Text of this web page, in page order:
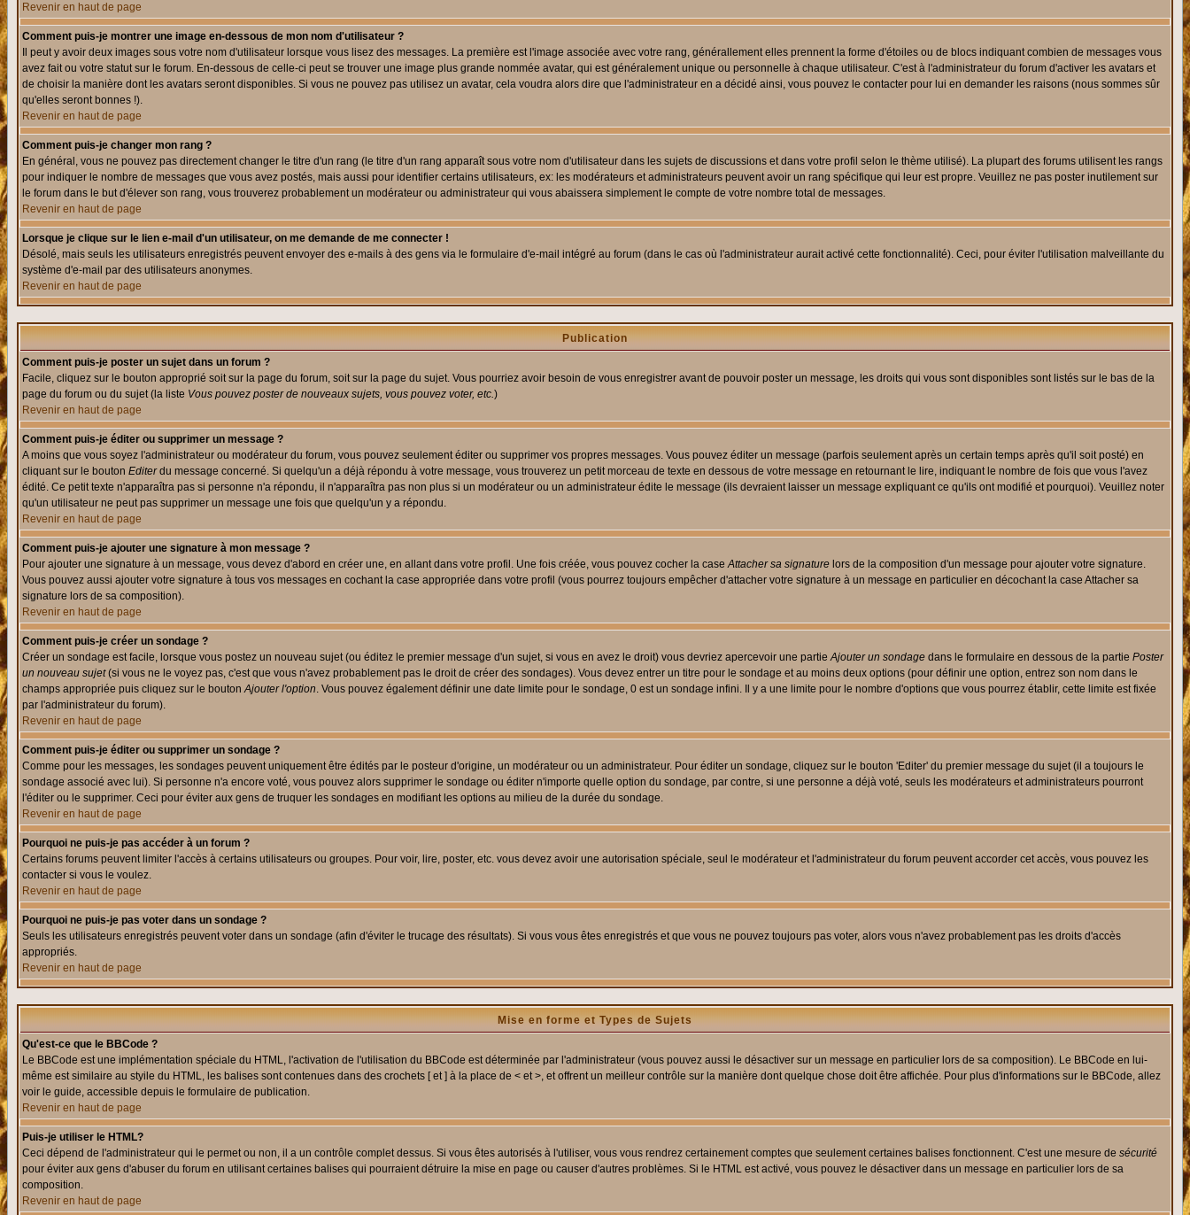
Revenir en haut de page
Comment puis-je montrer une image en-dessous de mon nom d'utilisateur ?
Il peut y avoir deux images sous votre nom d'utilisateur lorsque vous lisez des messages. La première est l'image associée avec votre rang, générallement elles prennent la forme d'étoiles ou de blocs indiquant combien de messages vous
avez fait ou votre statut sur le forum. En-dessous de celle-ci peut se trouver une image plus grande nommée avatar, qui est généralement unique ou personnelle à chaque utilisateur. C'est à l'administrateur du forum d'activer les avatars et
de choisir la manière dont les avatars seront disponibles. Si vous ne pouvez pas utilisez un avatar, cela voudra alors dire que l'administrateur en a décidé ainsi, vous pouvez le contacter pour lui en demander les raisons (nous sommes sûr
qu'elles seront bonnes !).
Revenir en haut de page
Comment puis-je changer mon rang ?
En général, vous ne pouvez pas directement changer le titre d'un rang (le titre d'un rang apparaît sous votre nom d'utilisateur dans les sujets de discussions et dans votre profil selon le thème utilisé). La plupart des forums utilisent les rangs
pour indiquer le nombre de messages que vous avez postés, mais aussi pour identifier certains utilisateurs, ex: les modérateurs et administrateurs peuvent avoir un rang spécifique qui leur est propre. Veuillez ne pas poster inutilement sur
le forum dans le but d'élever son rang, vous trouverez probablement un modérateur ou administrateur qui vous abaissera simplement le compte de votre nombre total de messages.
Revenir en haut de page
Lorsque je clique sur le lien e-mail d'un utilisateur, on me demande de me connecter !
Désolé, mais seuls les utilisateurs enregistrés peuvent envoyer des e-mails à des gens via le formulaire d'e-mail intégré au forum (dans le cas où l'administrateur aurait activé cette fonctionnalité). Ceci, pour éviter l'utilisation malveillante du
système d'e-mail par des utilisateurs anonymes.
Revenir en haut de page
Publication
Comment puis-je poster un sujet dans un forum ?
Facile, cliquez sur le bouton approprié soit sur la page du forum, soit sur la page du sujet. Vous pourriez avoir besoin de vous enregistrer avant de pouvoir poster un message, les droits qui vous sont disponibles sont listés sur le bas de la
page du forum ou du sujet (la liste Vous pouvez poster de nouveaux sujets, vous pouvez voter, etc.)
Revenir en haut de page
Comment puis-je éditer ou supprimer un message ?
A moins que vous soyez l'administrateur ou modérateur du forum, vous pouvez seulement éditer ou supprimer vos propres messages. Vous pouvez éditer un message (parfois seulement après un certain temps après qu'il soit posté) en
cliquant sur le bouton Editerdu message concerné. Si quelqu'un a déjà répondu à votre message, vous trouverez un petit morceau de texte en dessous de votre message en retournant le lire, indiquant le nombre de fois que vous l'avez
édité. Ce petit texte n'apparaîtra pas si personne n'a répondu, il n'apparaîtra pas non plus si un modérateur ou un administrateur édite le message (ils devraient laisser un message expliquant ce qu'ils ont modifié et pourquoi). Veuillez noter
qu'un utilisateur ne peut pas supprimer un message une fois que quelqu'un y a répondu.
Revenir en haut de page
Comment puis-je ajouter une signature à mon message ?
Pour ajouter une signature à un message, vous devez d'abord en créer une, en allant dans votre profil. Une fois créée, vous pouvez cocher la caseAttacher sa signature lors de la composition d'un message pour ajouter votre signature.
Vous pouvez aussi ajouter votre signature à tous vos messages en cochant la case appropriée dans votre profil (vous pourrez toujours empêcher d'attacher votre signature à un message en particulier en décochant la case Attacher sa
signature lors de sa composition).
Revenir en haut de page
Comment puis-je créer un sondage ?
Créer un sondage est facile, lorsque vous postez un nouveau sujet (ou éditez le premier message d'un sujet, si vous en avez le droit) vous devriez apercevoir une partieAjouter un sondage dans le formulaire en dessous de la partie Poster
un nouveau sujet(si vous ne le voyez pas, c'est que vous n'avez probablement pas le droit de créer des sondages). Vous devez entrer un titre pour le sondage et au moins deux options (pour définir une option, entrez son nom dans le
champs appropriée puis cliquez sur le boutonAjouter l'option. Vous pouvez également définir une date limite pour le sondage, 0 est un sondage infini. Il y a une limite pour le nombre d'options que vous pourrez établir, cette limite est fixée
par l'administrateur du forum).
Revenir en haut de page
Comment puis-je éditer ou supprimer un sondage ?
Comme pour les messages, les sondages peuvent uniquement être édités par le posteur d'origine, un modérateur ou un administrateur. Pour éditer un sondage, cliquez sur le bouton 'Editer' du premier message du sujet (il a toujours le
sondage associé avec lui). Si personne n'a encore voté, vous pouvez alors supprimer le sondage ou éditer n'importe quelle option du sondage, par contre, si une personne a déjà voté, seuls les modérateurs et administrateurs pourront
l'éditer ou le supprimer. Ceci pour éviter aux gens de truquer les sondages en modifiant les options au milieu de la durée du sondage.
Revenir en haut de page
Pourquoi ne puis-je pas accéder à un forum ?
Certains forums peuvent limiter l'accès à certains utilisateurs ou groupes. Pour voir, lire, poster, etc. vous devez avoir une autorisation spéciale, seul le modérateur et l'administrateur du forum peuvent accorder cet accès, vous pouvez les
contacter si vous le voulez.
Revenir en haut de page
Pourquoi ne puis-je pas voter dans un sondage ?
Seuls les utilisateurs enregistrés peuvent voter dans un sondage (afin d'éviter le trucage des résultats). Si vous vous êtes enregistrés et que vous ne pouvez toujours pas voter, alors vous n'avez probablement pas les droits d'accès
appropriés.
Revenir en haut de page
Mise en forme et Types de Sujets
Qu'est-ce que le BBCode ?
Le BBCode est une implémentation spéciale du HTML, l'activation de l'utilisation du BBCode est déterminée par l'administrateur (vous pouvez aussi le désactiver sur un message en particulier lors de sa composition). Le BBCode en lui-
même est similaire au styile du HTML, les balises sont contenues dans des crochets [ et ] à la place de < et >, et offrent un meilleur contrôle sur la manière dont quelque chose doit être affichée. Pour plus d'informations sur le BBCode, allez
voir le guide, accessible depuis le formulaire de publication.
Revenir en haut de page
Puis-je utiliser le HTML?
Ceci dépend de l'administrateur qui le permet ou non, il a un contrôle complet dessus. Si vous êtes autorisés à l'utiliser, vous vous rendrez certainement comptes que seulement certaines balises fonctionnent. C'est une mesure de sécurité
pour éviter aux gens d'abuser du forum en utilisant certaines balises qui pourraient détruire la mise en page ou causer d'autres problèmes. Si le HTML est activé, vous pouvez le désactiver dans un message en particulier lors de sa
composition.
Revenir en haut de page